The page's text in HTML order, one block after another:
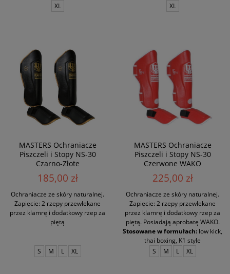
XL
XL
MASTERS Ochraniacze
Piszczeli i Stopy NS-30
Czarno-Złote
185,00 zł
Ochraniacze ze skóry naturalnej.
Zapięcie: 2 rzepy przewlekane
przez klamrę i dodatkowy rzep za
piętą
S M L XL
MASTERS Ochraniacze
Piszczeli i Stopy NS-30
Czerwone WAKO
225,00 zł
Ochraniacze ze skóry naturalnej.
Zapięcie: 2 rzepy przewlekane
przez klamrę i dodatkowy rzep za
piętą. Posiadają aprobatę WAKO.
Stosowane w formułach: low kick,
thai boxing, K1 style
S
M L XL